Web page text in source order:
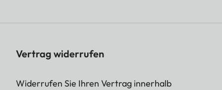
Vertrag widerrufen
Widerrufen Sie Ihren Vertrag innerhalb